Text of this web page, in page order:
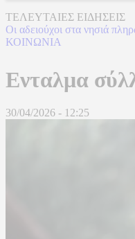
ΤΕΛΕΥΤΑΙΕΣ ΕΙΔΗΣΕΙΣ
Οι αδειούχοι στα νησιά
ΚΟΙΝΩΝΙΑ
Ενταλμα
30/04/2026 - 12:25